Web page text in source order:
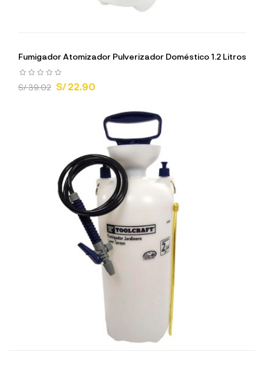
Fumigador Atomizador Pulverizador Doméstico 1.2 Litros
S/ 39.02 S/ 22.90